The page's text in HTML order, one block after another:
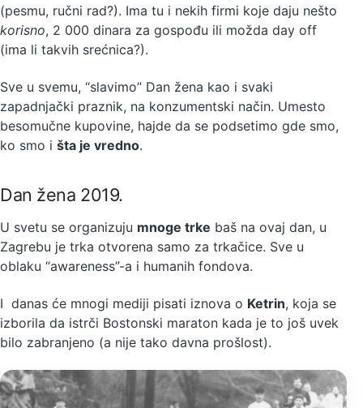
(pesmu, ručni rad?). Ima tu i nekih firmi koje daju nešto
korisno, 2 000 dinara za gospođu ili možda day off
(ima li takvih srećnica?).
Sve u svemu, “slavimo” Dan žena kao i svaki
zapadnjački praznik, na konzumentski način. Umesto
besomučne kupovine, hajde da se podsetimo gde smo,
ko smo i šta je vredno.
Dan žena 2019.
U svetu se organizuju mnoge trke baš na ovaj dan, u
Zagrebu je trka otvorena samo za trkačice. Sve u
oblaku “awareness”-a i humanih fondova.
I danas će mnogi mediji pisati iznova o Ketrin, koja se
izborila da istrči Bostonski maraton kada je to još uvek
bilo zabranjeno (a nije tako davna prošlost).